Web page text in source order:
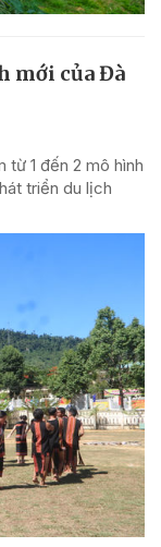
mới của Đà
từ 1 đến 2 mô hình
triển du lịch